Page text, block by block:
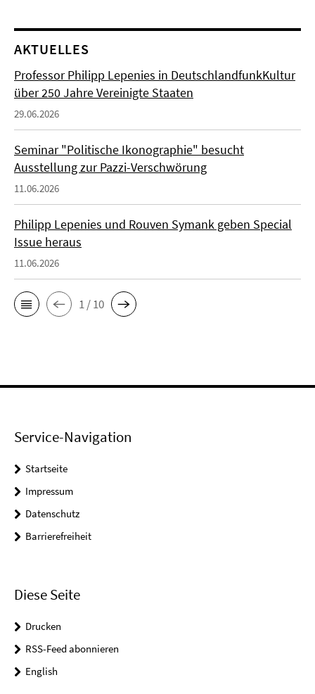
AKTUELLES
Professor Philipp Lepenies in DeutschlandfunkKultur
über 250 Jahre Vereinigte Staaten
29.06.2026
Seminar "Politische Ikonographie" besucht
Ausstellung zur Pazzi-Verschwörung
11.06.2026
Philipp Lepenies und Rouven Symank geben Special
Issue heraus
11.06.2026
1 / 10
Service-Navigation
Startseite
Impressum
Datenschutz
Barrierefreiheit
Diese Seite
Drucken
RSS-Feed abonnieren
English